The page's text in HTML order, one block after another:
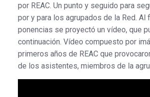
por REAC. Un punto y seguido para
por y para los agrupados de la Red. Al
ponencias se proyectó un vídeo, que
continuación. Vídeo compuesto por
primeros años de REAC que
de los asistentes, miembros de la